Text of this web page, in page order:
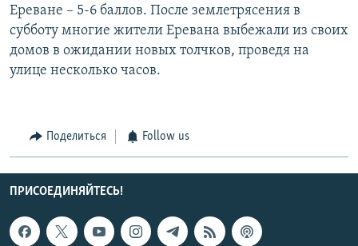
Ереване – 5-6 баллов. После землетрясения в
субботу многие жители Еревана выбежали из своих
домов в ожидании новых толчков, проведя на
улице несколько часов.
Поделиться Follow us
ПРИСОЕДИНЯЙТЕСЬ!